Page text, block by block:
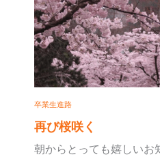
卒業生進路
再び桜咲く
朝からとっても嬉しいお